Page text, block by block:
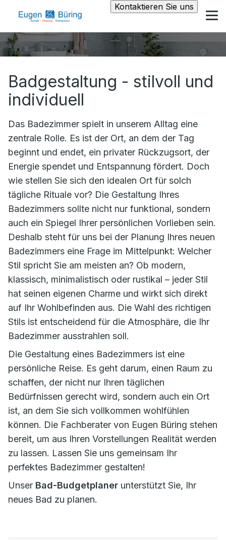
Kontaktieren Sie uns
Badgestaltung - stilvoll und
individuell
Das Badezimmer spielt in unserem Alltag eine
zentrale Rolle. Es ist der Ort, an dem der Tag
beginnt und endet, ein privater Rückzugsort, der
Energie spendet und Entspannung fördert. Doch
wie stellen Sie sich den idealen Ort für solch
tägliche Rituale vor? Die Gestaltung Ihres
Badezimmers sollte nicht nur funktional, sondern
auch ein Spiegel Ihrer persönlichen Vorlieben sein.
Deshalb steht für uns bei der Planung Ihres neuen
Badezimmers eine Frage im Mittelpunkt: Welcher
Stil spricht Sie am meisten an? Ob modern,
klassisch, minimalistisch oder rustikal – jeder Stil
hat seinen eigenen Charme und wirkt sich direkt
auf Ihr Wohlbefinden aus. Die Wahl des richtigen
Stils ist entscheidend für die Atmosphäre, die Ihr
Badezimmer ausstrahlen soll.
Die Gestaltung eines Badezimmers ist eine
persönliche Reise. Es geht darum, einen Raum zu
schaffen, der nicht nur Ihren täglichen
Bedürfnissen gerecht wird, sondern auch ein Ort
ist, an dem Sie sich vollkommen wohlfühlen
können. Die Fachberater von Eugen Büring stehen
bereit, um aus Ihren Vorstellungen Realität werden
zu lassen. Lassen Sie uns gemeinsam Ihr
perfektes Badezimmer gestalten!
Unser Bad-Budgetplaner unterstützt Sie, Ihr
neues Bad zu planen.